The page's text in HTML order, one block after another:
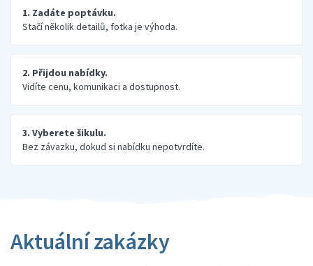
1. Zadáte poptávku.
Stačí několik detailů, fotka je výhoda.
2. Přijdou nabídky.
Vidíte cenu, komunikaci a dostupnost.
3. Vyberete šikulu.
Bez závazku, dokud si nabídku nepotvrdíte.
Aktuální zakázky